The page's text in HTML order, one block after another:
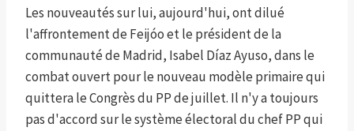
Les nouveautés sur lui, aujourd'hui, ont dilué
l'affrontement de Feijóo et le président de la
communauté de Madrid, Isabel Díaz Ayuso, dans le
combat ouvert pour le nouveau modèle primaire qui
quittera le Congrès du PP de juillet. Il n'y a toujours
pas d'accord sur le système électoral du chef PP qui